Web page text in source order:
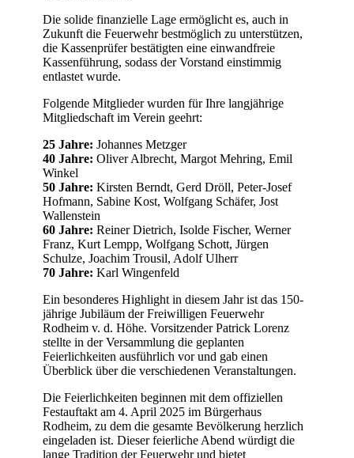
Die solide finanzielle Lage ermöglicht es, auch in
Zukunft die Feuerwehr bestmöglich zu unterstützen,
die Kassenprüfer bestätigten eine einwandfreie
Kassenführung, sodass der Vorstand einstimmig
entlastet wurde.
Folgende Mitglieder wurden für Ihre langjährige
Mitgliedschaft im Verein geehrt:
25 Jahre: Johannes Metzger
40 Jahre: Oliver Albrecht, Margot Mehring, Emil
Winkel
50 Jahre: Kirsten Berndt, Gerd Dröll, Peter-Josef
Hofmann, Sabine Kost, Wolfgang Schäfer, Jost
Wallenstein
60 Jahre: Reiner Dietrich, Isolde Fischer, Werner
Franz, Kurt Lempp, Wolfgang Schott, Jürgen
Schulze, Joachim Trousil, Adolf Ulherr
70 Jahre: Karl Wingenfeld
Ein besonderes Highlight in diesem Jahr ist das 150-
jährige Jubiläum der Freiwilligen Feuerwehr
Rodheim v. d. Höhe. Vorsitzender Patrick Lorenz
stellte in der Versammlung die geplanten
Feierlichkeiten ausführlich vor und gab einen
Überblick über die verschiedenen Veranstaltungen.
Die Feierlichkeiten beginnen mit dem offiziellen
Festauftakt am 4. April 2025 im Bürgerhaus
Rodheim, zu dem die gesamte Bevölkerung herzlich
eingeladen ist. Dieser feierliche Abend würdigt die
lange Tradition der Feuerwehr und bietet